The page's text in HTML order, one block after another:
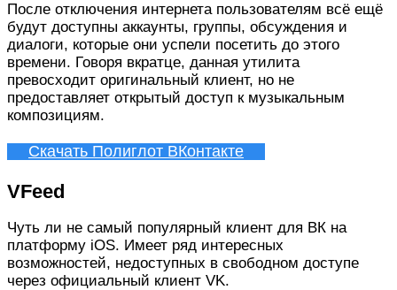
После отключения интернета пользователям всё ещё
будут доступны аккаунты, группы, обсуждения и
диалоги, которые они успели посетить до этого
времени. Говоря вкратце, данная утилита
превосходит оригинальный клиент, но не
предоставляет открытый доступ к музыкальным
композициям.
Скачать Полиглот ВКонтакте
VFeed
Чуть ли не самый популярный клиент для ВК на
платформу iOS. Имеет ряд интересных
возможностей, недоступных в свободном доступе
через официальный клиент VK.